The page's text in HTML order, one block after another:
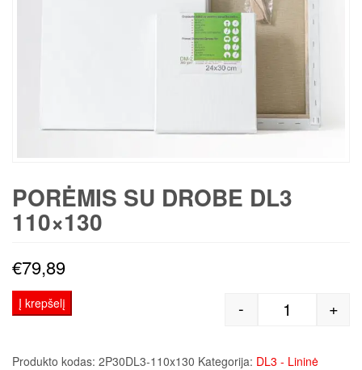
PORĖMIS SU DROBE DL3
110×130
€79,89
produkto
- +
Į krepšelį
Produkto kodas: 2P30DL3-110x130 Kategorija: DL3 - Lininė